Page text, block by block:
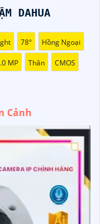
công trình xây
360 độ và zoom
giám sát toàn bộ
Camera còn tích
diện khuôn
chất lượng cao,
cách hiệu quả.
động ổn định,
đáng để bạn
đáng tin cậy.
DAHUA
78° Hồng Ngoại
MP Thân CMOS
Cảnh